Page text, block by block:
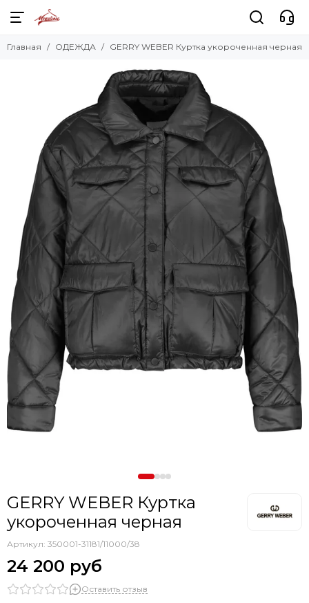
Главная ОДЕЖДА GERRY WEBER Куртка укороченная черная
GERRY WEBER Куртка
укороченная черная
Артикул: 350001-31181/11000/38
24 200 руб
Оставить отзыв